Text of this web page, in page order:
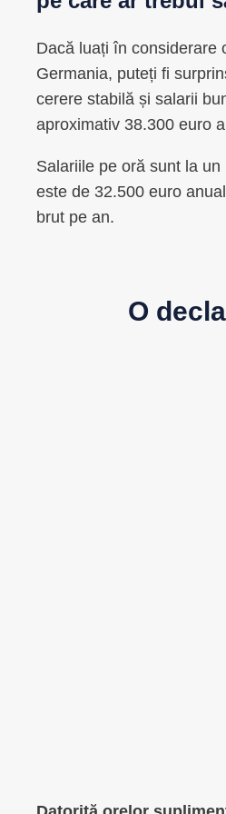
Dacă luați în considerare
Germania, puteți fi
cerere stabilă și salarii
aproximativ 38.300 euro
Salariile pe oră sunt la
este de 32.500 euro
brut pe an.
O